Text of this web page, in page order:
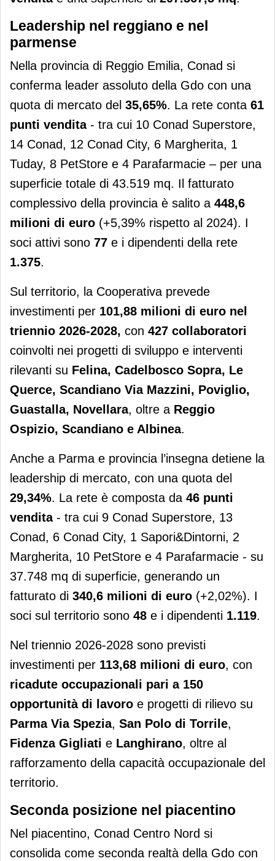
Leadership nel reggiano e nel
parmense
Nella provincia di Reggio Emilia, Conad si
conferma leader assoluto della Gdo con una
quota di mercato del 35,65%. La rete conta 61
punti vendita- tra cui 10 Conad Superstore,
14 Conad, 12 Conad City, 6 Margherita, 1
Tuday, 8 PetStore e 4 Parafarmacie – per una
superficie totale di 43.519 mq. Il fatturato
complessivo della provincia è salito a 448,6
milioni di euro (+5,39% rispetto al 2024). I
soci attivi sono 77 e i dipendenti della rete
1.375.
Sul territorio, la Cooperativa prevede
investimenti per 101,88 milioni di euro nel
triennio 2026-2028, con 427 collaboratori
coinvolti nei progetti di sviluppo e interventi
rilevanti su Felina, Cadelbosco Sopra, Le
Querce, Scandiano Via Mazzini, Poviglio,
Guastalla, Novellara, oltre a Reggio
Ospizio, Scandiano e Albinea.
Anche a Parma e provincia l’insegna detiene la
leadership di mercato, con una quota del
29,34%. La rete è composta da 46 punti
vendita- tra cui 9 Conad Superstore, 13
Conad, 6 Conad City, 1 Sapori&Dintorni, 2
Margherita, 10 PetStore e 4 Parafarmacie - su
37.748 mq di superficie, generando un
fatturato di 340,6 milioni di euro (+2,02%). I
soci sul territorio sono 48 e i dipendenti 1.119.
Nel triennio 2026-2028 sono previsti
investimenti per 113,68 milioni di euro, con
ricadute occupazionali pari a 150
opportunità di lavoro e progetti di rilievo su
Parma Via Spezia, San Polo di Torrile,
Fidenza Gigliati e Langhirano, oltre al
rafforzamento della capacità occupazionale del
territorio.
Seconda posizione nel piacentino
Nel piacentino, Conad Centro Nord si
consolida come seconda realtà della Gdo con